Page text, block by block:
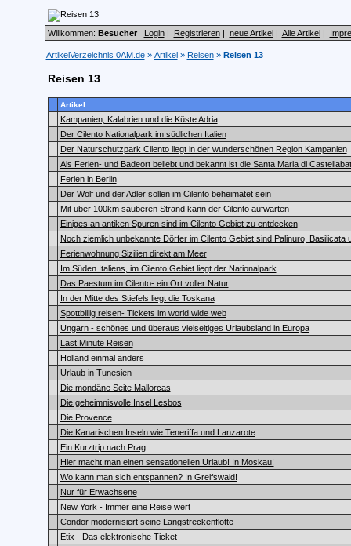
Willkommen: Besucher Login| Registrieren| neue Artikel| Alle Artikel|
ArtikelVerzeichnis 0AM.de» Artikel» Reisen» Reisen 13
Reisen 13
Artikel
Kampanien, Kalabrien und die Küste Adria
Der Cilento Nationalpark im südlichen Italien
Der Naturschutzpark Cilento liegt in der wunderschönen Region Kampanien
Als Ferien- und Badeort beliebt und bekannt ist die Santa Maria di
Ferien in Berlin
Der Wolf und der Adler sollen im Cilento beheimatet sein
Mit über 100km sauberen Strand kann der Cilento aufwarten
Einiges an antiken Spuren sind im Cilento Gebiet zu entdecken
Noch ziemlich unbekannte Dörfer im Cilento Gebiet sind Palinuro, Basilicata
Ferienwohnung Sizilien direkt am Meer
Im Süden Italiens, im Cilento Gebiet liegt der Nationalpark
Das Paestum im Cilento- ein Ort voller Natur
In der Mitte des Stiefels liegt die Toskana
Spottbillig reisen- Tickets im world wide web
Ungarn - schönes und überaus vielseitiges Urlaubsland in Europa
Last Minute Reisen
Holland einmal anders
Urlaub in Tunesien
Die mondäne Seite Mallorcas
Die geheimnisvolle Insel Lesbos
Die Provence
Die Kanarischen Inseln wie Teneriffa und Lanzarote
Ein Kurztrip nach Prag
Hier macht man einen sensationellen Urlaub! In Moskau!
Wo kann man sich entspannen? In Greifswald!
Nur für Erwachsene
New York - Immer eine Reise wert
Condor modernisiert seine Langstreckenflotte
Etix - Das elektronische Ticket